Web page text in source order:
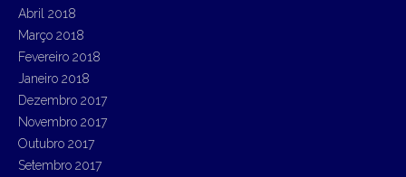
Abril 2018
Março 2018
Fevereiro 2018
Janeiro 2018
Dezembro 2017
Novembro 2017
Outubro 2017
Setembro 2017